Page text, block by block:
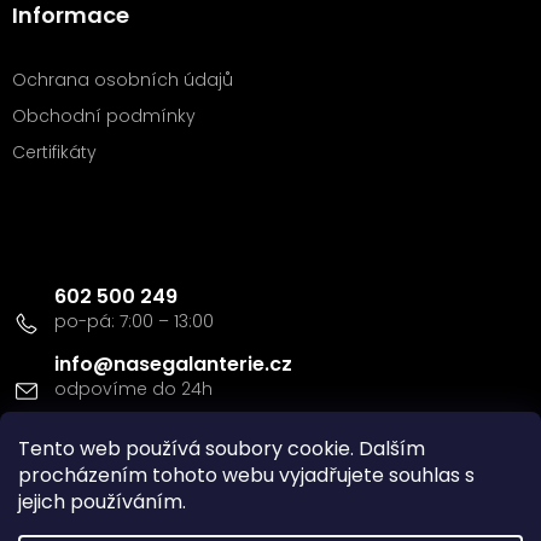
Tento web používá soubory cookie. Dalším
procházením tohoto webu vyjadřujete souhlas s
jejich používáním.
Informace
Ochrana osobních údajů
Obchodní podmínky
Certifikáty
info@nasegalanterie.cz
602 500 249
Doprava a platba